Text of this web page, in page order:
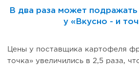
В два раза может
у «Вкусно - и
Цены у поставщика картофеля
точка» увеличились в 2,5 раза,